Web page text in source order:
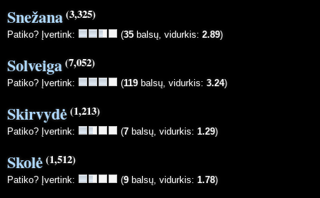
Snežana(3,325)
Patiko? Įvertink: (35 balsų, vidurkis: 2.89)
Solveiga(7,052)
Patiko? Įvertink: (119 balsų, vidurkis: 3.24)
Skirvydė(1,213)
Patiko? Įvertink: (7 balsų, vidurkis: 1.29)
Skolė(1,512)
Patiko? Įvertink: (9 balsų, vidurkis: 1.78)